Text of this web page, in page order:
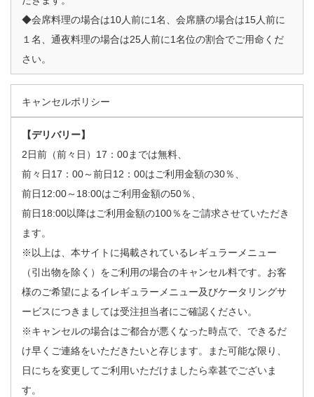
◆会席料理の場合は10人前に1名、会席膳の場合は15人前に
１名、通夜料理の場合は25人前に1名位の割合でご用命くだ
さい。
キャンセルポリシー
【デリバリー】
2日前（前々日）17：00までは無料、
前々日17：00～前日12：00はご利用金額の30％、
前日12:00～18:00はご利用金額の50％、
前日18:00以降はご利用金額の100％をご請求させていただき
ます。
※以上は、本サイトに掲載されているレギュラーメニュー
（引出物を除く）をご利用の場合のキャンセル料です。お客
様のご希望によるイレギュラーメニュー及びケータリングサ
ービスにつきましては受注担当者にご確認ください。
※キャンセルの場合はご都合が悪くなった時点で、できるだ
け早くご連絡をいただきたいと存じます。また可能な限り、
日にちを変更してご利用いただけましたら幸甚でございま
す。